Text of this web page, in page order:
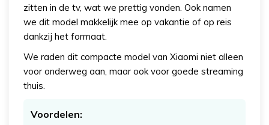
zitten in de tv, wat we prettig vonden. Ook namen
we dit model makkelijk mee op vakantie of op reis
dankzij het formaat.
We raden dit compacte model van Xiaomi niet alleen
voor onderweg aan, maar ook voor goede streaming
thuis.
Voordelen: